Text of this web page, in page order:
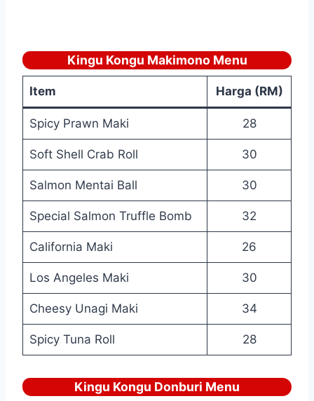
Kingu Kongu Makimono Menu
Item Harga (RM)
Spicy Prawn Maki 28
Soft Shell Crab Roll 30
Salmon Mentai Ball 30
Special Salmon Truffle Bomb 32
California Maki 26
Los Angeles Maki 30
Cheesy Unagi Maki 34
Spicy Tuna Roll 28
Kingu Kongu Donburi Menu